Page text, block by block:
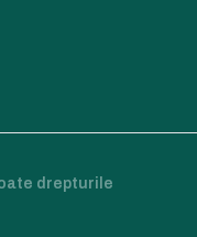
drepturile